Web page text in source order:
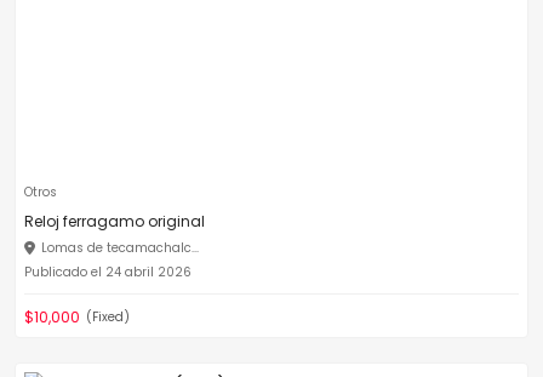
Otros
Reloj ferragamo original
Lomas de tecamachalc...
Publicado el 24 abril 2026
$10,000 (Fixed)